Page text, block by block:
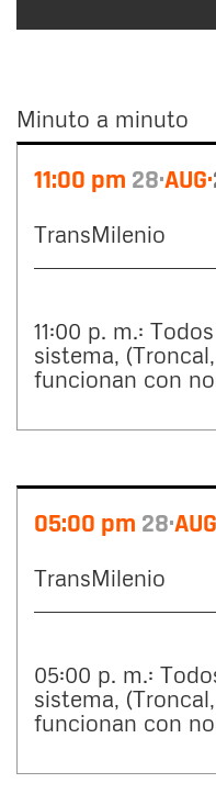
Minuto a minuto
11:00 pm 28 AUG
TransMilenio
11:00 p. m.:
sistema,
funcionan con
05:00 pm 28 AUG
TransMilenio
05:00 p. m.:
sistema,
funcionan con